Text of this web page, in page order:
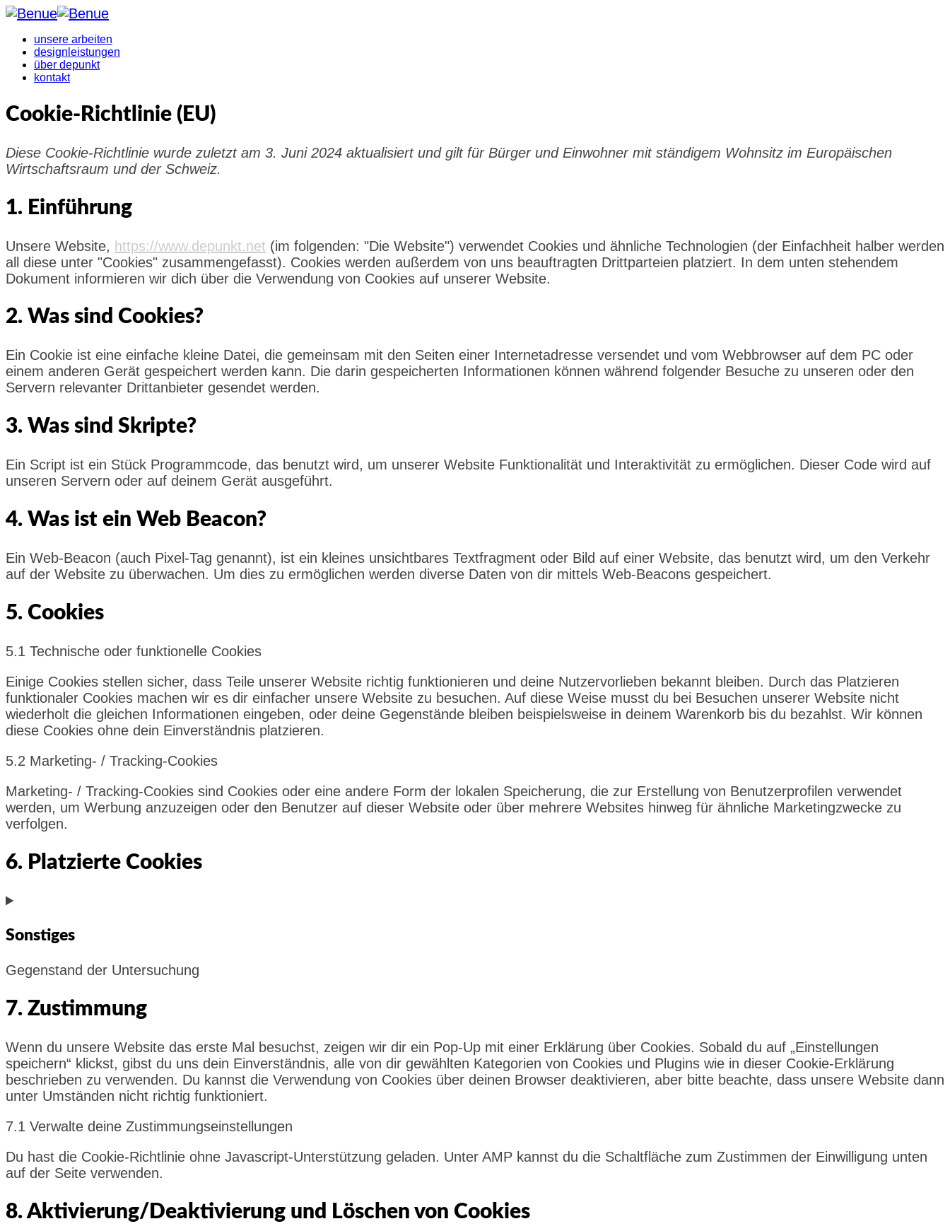
unsere arbeiten
designleistungen
über depunkt
kontakt
Cookie-Richtlinie (EU)
Diese Cookie-Richtlinie wurde zuletzt am 3. Juni 2024 aktualisiert und gilt für Bürger und Einwohner mit ständigem Wohnsitz im Europäischen
Wirtschaftsraum und der Schweiz.
1. Einführung
Unsere Website, https://www.depunkt.net (im folgenden: "Die Website") verwendet Cookies und ähnliche Technologien (der Einfachheit halber werden
all diese unter "Cookies" zusammengefasst). Cookies werden außerdem von uns beauftragten Drittparteien platziert. In dem unten stehendem
Dokument informieren wir dich über die Verwendung von Cookies auf unserer Website.
2. Was sind Cookies?
Ein Cookie ist eine einfache kleine Datei, die gemeinsam mit den Seiten einer Internetadresse versendet und vom Webbrowser auf dem PC oder
einem anderen Gerät gespeichert werden kann. Die darin gespeicherten Informationen können während folgender Besuche zu unseren oder den
Servern relevanter Drittanbieter gesendet werden.
3. Was sind Skripte?
Ein Script ist ein Stück Programmcode, das benutzt wird, um unserer Website Funktionalität und Interaktivität zu ermöglichen. Dieser Code wird auf
unseren Servern oder auf deinem Gerät ausgeführt.
4. Was ist ein Web Beacon?
Ein Web-Beacon (auch Pixel-Tag genannt), ist ein kleines unsichtbares Textfragment oder Bild auf einer Website, das benutzt wird, um den Verkehr
auf der Website zu überwachen. Um dies zu ermöglichen werden diverse Daten von dir mittels Web-Beacons gespeichert.
5. Cookies
5.1 Technische oder funktionelle Cookies
Einige Cookies stellen sicher, dass Teile unserer Website richtig funktionieren und deine Nutzervorlieben bekannt bleiben. Durch das Platzieren
funktionaler Cookies machen wir es dir einfacher unsere Website zu besuchen. Auf diese Weise musst du bei Besuchen unserer Website nicht
wiederholt die gleichen Informationen eingeben, oder deine Gegenstände bleiben beispielsweise in deinem Warenkorb bis du bezahlst. Wir können
diese Cookies ohne dein Einverständnis platzieren.
5.2 Marketing- / Tracking-Cookies
Marketing- / Tracking-Cookies sind Cookies oder eine andere Form der lokalen Speicherung, die zur Erstellung von Benutzerprofilen verwendet
werden, um Werbung anzuzeigen oder den Benutzer auf dieser Website oder über mehrere Websites hinweg für ähnliche Marketingzwecke zu
verfolgen.
6. Platzierte Cookies
Sonstiges
Gegenstand der Untersuchung
Consent
to
sonstiges
7. Zustimmung
Wenn du unsere Website das erste Mal besuchst, zeigen wir dir ein Pop-Up mit einer Erklärung über Cookies. Sobald du auf „Einstellungen
speichern“ klickst, gibst du uns dein Einverständnis, alle von dir gewählten Kategorien von Cookies und Plugins wie in dieser Cookie-Erklärung
beschrieben zu verwenden. Du kannst die Verwendung von Cookies über deinen Browser deaktivieren, aber bitte beachte, dass unsere Website dann
unter Umständen nicht richtig funktioniert.
7.1 Verwalte deine Zustimmungseinstellungen
Du hast die Cookie-Richtlinie ohne Javascript-Unterstützung geladen. Unter AMP kannst du die Schaltfläche zum Zustimmen der Einwilligung unten
auf der Seite verwenden.
8. Aktivierung/Deaktivierung und Löschen von Cookies